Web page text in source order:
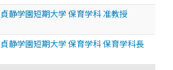
貞静学園短期大学 保育学科 准教授
貞静学園短期大学 保育学科 保育学科長